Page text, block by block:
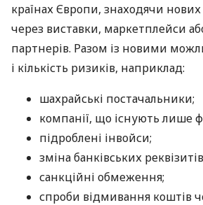
країнах Європи, знаходячи
через виставки, маркетплейси
партнерів. Разом із новими
і кількість ризиків, наприклад:
шахрайські постачальники;
компанії, що існують лише
підроблені інвойси;
зміна банківських
санкційні обмеження;
спроби відмивання коштів